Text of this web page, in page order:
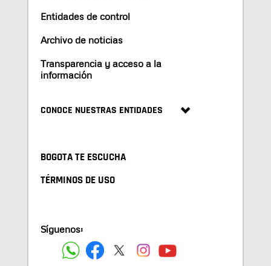
Entidades de control
Archivo de noticias
Transparencia y acceso a la
información
CONOCE NUESTRAS ENTIDADES
BOGOTA TE ESCUCHA
TÉRMINOS DE USO
Síguenos: